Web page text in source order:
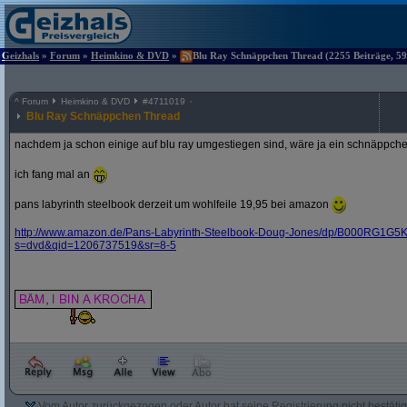
Geizhals » Forum » Heimkino & DVD » Blu Ray Schnäppchen Thread (2255 Beiträge,
^ Forum Heimkino & DVD #4711019
Blu Ray Schnäppchen Thread
nachdem ja schon einige auf blu ray umgestiegen sind, wäre ja ein
ich fang mal an
pans labyrinth steelbook derzeit um wohlfeile 19,95 bei amazon
http://www.amazon.de/Pans-Labyrinth-Steelbook-Doug-Jones/dp/
s=dvd&qid=1206737519&sr=8-5